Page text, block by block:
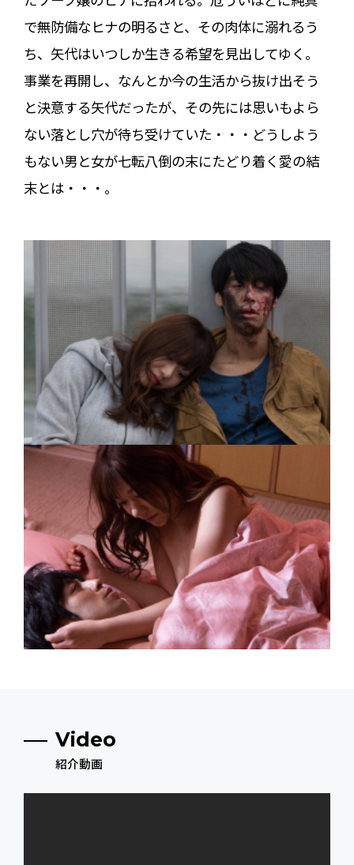
で無防備なヒナの明るさと、その肉体に溺れるう
ち、矢代はいつしか生きる希望を見出してゆく。
事業を再開し、なんとか今の生活から抜け出そう
と決意する矢代だったが、その先には思いもよら
ない落とし穴が待ち受けていた・・・どうしよう
もない男と女が七転八倒の末にたどり着く愛の結
末とは・・・。
Video
紹介動画